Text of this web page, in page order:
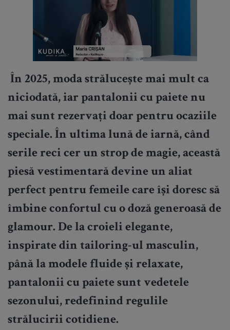
În 2025, moda strălucește mai mult ca
niciodată, iar pantalonii cu paiete nu
mai sunt rezervați doar pentru ocaziile
speciale. În ultima lună de iarnă, când
serile reci cer un strop de magie, această
piesă vestimentară devine un aliat
perfect pentru femeile care își doresc să
îmbine confortul cu o doză generoasă de
glamour. De la croieli elegante,
inspirate din tailoring-ul masculin,
până la modele fluide și relaxate,
pantalonii cu paiete sunt vedetele
sezonului, redefinind regulile
strălucirii cotidiene.